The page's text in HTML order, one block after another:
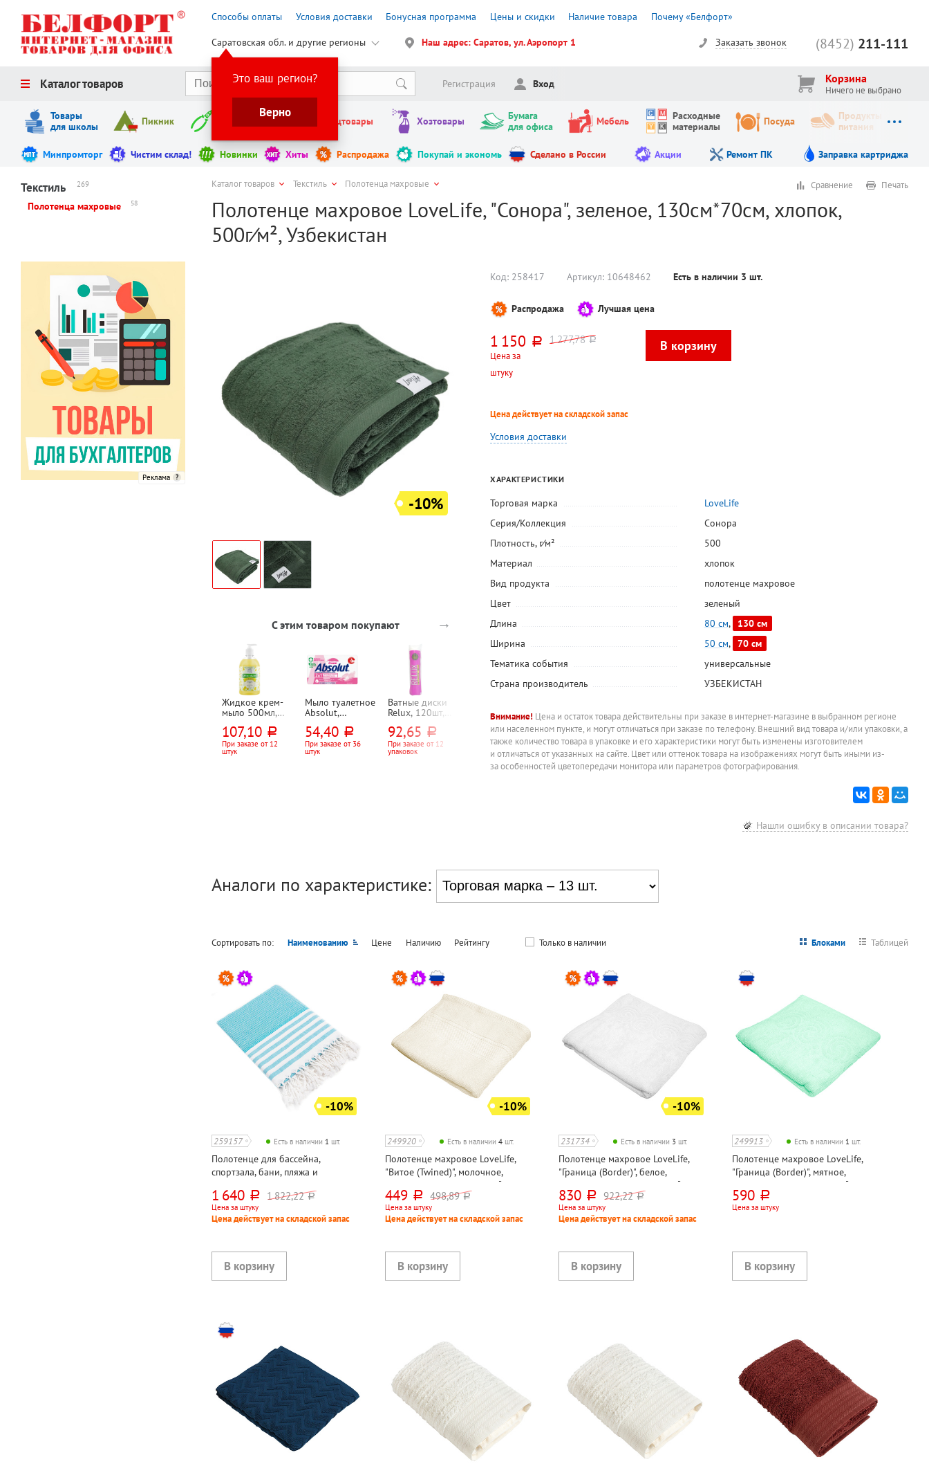
Способы оплаты Условия доставки Бонусная программа Цены и скидки Наличие товара Почему «Белфорт»
Саратовская обл. и другие регионы
Это ваш регион?
Верно
Наш адрес: Саратов, ул. Аэропорт 1 (8452) 211-111
Заказать звонок
Каталог товаров Регистрация Вход Корзина
Ничего не выбрано
Товары
для школы
Пикник Инструменты Канцтовары Хозтовары
Бумага
для офиса
Мебель
Расходные
материалы
Посуда
Продукты
питания
Минпромторг Чистим склад! Новинки Хиты Распродажа Покупай и экономь Сделано в России Акции Ремонт ПК Заправка картриджа
Текстиль 269
Полотенца махровые 58
Реклама
Каталог товаров Текстиль Полотенца махровые
Полотенце махровое LoveLife, "Сонора", зеленое, 130см*70см, хлопок,
500г⁄м², Узбекистан
Сравнение Печать
-10%
С этим товаром покупают →
Жидкое крем-
мыло 500мл,
"Ромашка",
дозатор
107,10 руб.
При заказе от 12
штук
Мыло туалетное
Absolut,
ное. Нежное", "2
в 1", "Масло
чайного дерева
54,40 руб.
При заказе от 36
штук
Ватные диски
Relux, 120шт,
92,65 руб.
При заказе от 12
упаковок
носовые 3-
слойн., Belux,
руб.
Цена за упаковку
Grass, "Амбре
профессионал
(Ambree
professional)",
"Земная грация
(Earthy grace)",
750мл,
780 руб.
866,67 руб.
Цена за штуку
Pantene, "Густые
и крепкие",
400мл
513 руб.
При заказе от 3 штук
-10%
набор мужской,
Old Spice,
шампунь 2в1
250мл+дезодор
ант спрей
150мл+шампунь
200мл
1 100 руб.
1 222,22 руб.
Цена за набор
спрей, женский,
Рексона,
"Свежесть душа",
150мл
215,10 руб.
При заказе от 4 штук
слойн.,
"Черный
есть
78,20
Код: 258417 Артикул: 10648462 Есть в наличии 3 шт.
Распродажа Лучшая цена
1 150 руб. 1 277,78 руб.
Цена за
штуку
Цена действует на складской запас
Условия доставки
ХАРАКТЕРИСТИКИ
Торговая марка
LoveLife
Серия/Коллекция
Сонора
Плотность, г⁄м²
500
Материал
хлопок
Вид продукта
полотенце махровое
Цвет
зеленый
Длина
80 см,
130 см
Ширина
50 см, 70 см
Тематика события
универсальные
Страна производитель
УЗБЕКИСТАН
Внимание! Цена и остаток товара действительны при заказе в интернет-магазине в выбранном регионе
или населенном пункте, и могут отличаться при заказе по телефону. Внешний вид товара и/или упаковки, а
также количество товара в упаковке и его характеристики могут быть изменены изготовителем
и отличаться от указанных на сайте. Цвет или оттенок товара на изображениях могут быть иными из-
за особенностей цветопередачи монитора или параметров фотографирования.
Нашли ошибку в описании товара?
Аналоги по характеристике:
Сортировать по: Наименованию Цене Наличию Рейтингу Только в наличии Блоками Таблицей
-10%
259157 Есть в наличии 1 шт.
Полотенце для бассейна,
спортзала, бани, пляжа и
(Waffle)", голубое, 180см*100см,
хлопок, 211г⁄м²
1 640 руб. 1 822,22 руб.
Цена за штуку
Цена действует на складской запас
-10%
249920 Есть в наличии4 шт.
Полотенце махровое LoveLife,
"Витое (Twined)", молочное,
90см*50см, хлопок, 420г⁄м²,
АРМЕНИЯ
449 руб. 498,89 руб.
Цена за штуку
Цена действует на складской запас
-10%
231734 Есть в наличии 3 шт.
Полотенце махровое LoveLife,
"Граница (Border)", белое,
130см*70см, хлопок, 380г⁄м²,
АРМЕНИЯ
830 руб. 922,22 руб.
Цена за штуку
Цена действует на складской запас
249913 Есть в наличии 1 шт.
Полотенце махровое LoveLife,
"Граница (Border)", мятное,
90см*50см, хлопок, 380г⁄м²,
АРМЕНИЯ
590 руб.
Цена за штуку